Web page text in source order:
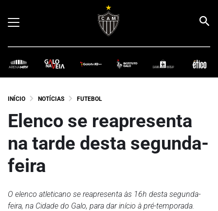
INÍCIO NOTÍCIAS FUTEBOL
Elenco se reapresenta
na tarde desta segunda-
feira
O elenco atleticano se reapresenta às 16h desta segunda-
feira, na Cidade do Galo, para dar início à pré-temporada.